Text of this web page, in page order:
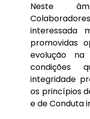
Neste
interessada
promovidas
evolução na
condições
integridade
os princípios
e de Conduta